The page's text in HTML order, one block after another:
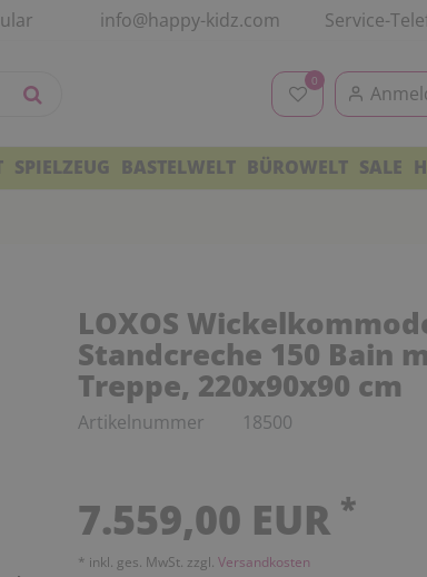
info@happy-kidz.com Service-
0
SPIELZEUG BASTELWELT BÜROWELT SALE
LOXOS
Standcreche 150 Bain
Treppe, 220x90x90 cm
Artikelnummer 18500
7.559,00 EUR *
* inkl. ges. MwSt. zzgl. Versandkosten